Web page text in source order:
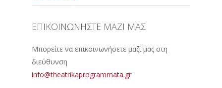
ΕΠΙΚΟΙΝΩΝΗΣΤΕ ΜΑΖΙ ΜΑΣ
Μπορείτε να επικοινωνήσετε μαζί μας στη
διεύθυνση
info@theatrikaprogrammata.gr